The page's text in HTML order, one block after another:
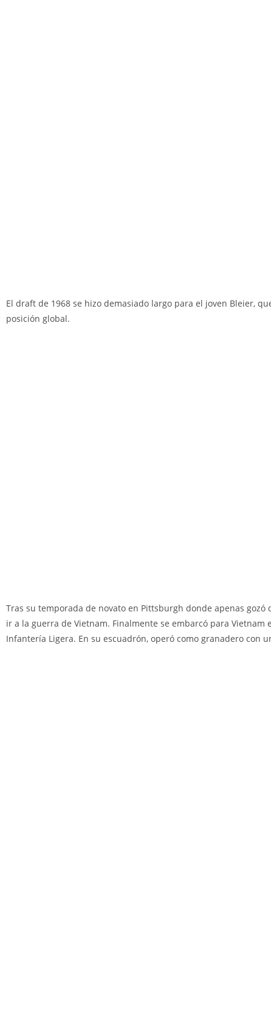
El draft de 1968 se hizo demasiado largo para el joven Bleier,
posición global.
Tras su temporada de novato en Pittsburgh donde apenas
ir a la guerra de Vietnam. Finalmente se embarcó para Vietnam
Infantería Ligera. En su escuadrón, operó como granadero con